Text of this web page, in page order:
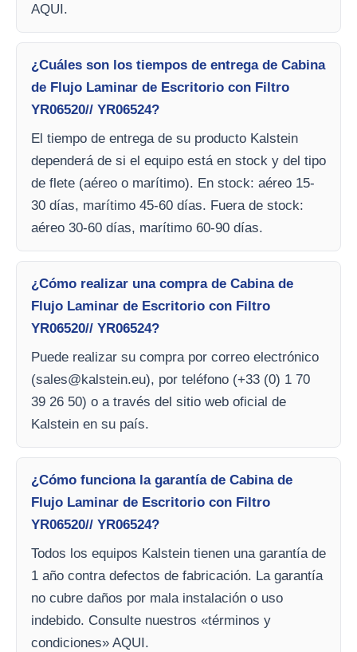
AQUI.
¿Cuáles son los tiempos de entrega de Cabina
de Flujo Laminar de Escritorio con Filtro
YR06520// YR06524?
El tiempo de entrega de su producto Kalstein
dependerá de si el equipo está en stock y del tipo
de flete (aéreo o marítimo). En stock: aéreo 15-
30 días, marítimo 45-60 días. Fuera de stock:
aéreo 30-60 días, marítimo 60-90 días.
¿Cómo realizar una compra de Cabina de
Flujo Laminar de Escritorio con Filtro
YR06520// YR06524?
Puede realizar su compra por correo electrónico
(sales@kalstein.eu), por teléfono (+33 (0) 1 70
39 26 50) o a través del sitio web oficial de
Kalstein en su país.
¿Cómo funciona la garantía de Cabina de
Flujo Laminar de Escritorio con Filtro
YR06520// YR06524?
Todos los equipos Kalstein tienen una garantía de
1 año contra defectos de fabricación. La garantía
no cubre daños por mala instalación o uso
indebido. Consulte nuestros «términos y
condiciones» AQUI.